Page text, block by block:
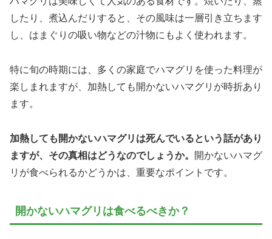
したり、煮込んだりすると、その風味は一層引き立ちます
し、はまぐりの吸い物などの汁物にもよく使われます。
特に旬の時期には、多くの家庭でハマグリを使った料理が
楽しまれますが、加熱しても開かないハマグリが時折あり
ます。
加熱しても開かないハマグリは死んでいるという話があり
ますが、その真相はどうなのでしょうか。
開かないハマグ
リが食べられるかどうかは、重要なポイントです。
開かないハマグリは食べるべきか？